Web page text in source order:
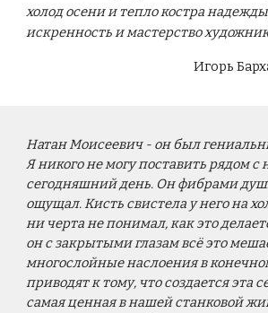
холод осени и тепло костра
искренность и мастерство
Игорь
Натан Моисеевич - он был
Я никого не могу поставить рядом с
сегодняшний день. Он фибрами
ощущал. Кисть свистела у него на
ни черта не понимал, как это
он с закрытыми глазам всё это
многослойные наслоения в
приводят к тому, что создается эта
самая ценная в нашей станковой